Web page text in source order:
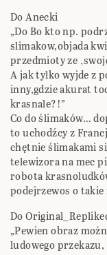
Do Anecki
„Do Bo kto np.
slimakow,objada
przedmioty ze
A jak tylko wyjde z
inny,gdzie akurat
krasnale?!”
Co do ślimaków…
to uchodźcy z
chętnie ślimakami
telewizora na mec
robota
podejrzewos o takie
Do
„Pewien obraz
ludowego przekazu,